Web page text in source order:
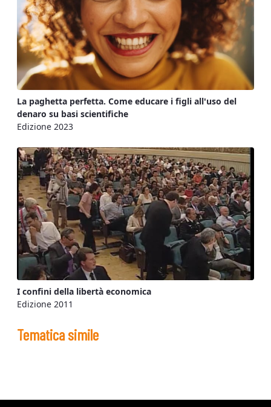
La paghetta perfetta. Come educare i figli all'uso del
denaro su basi scientifiche
Edizione 2023
I confini della libertà economica
Edizione 2011
Tematica simile